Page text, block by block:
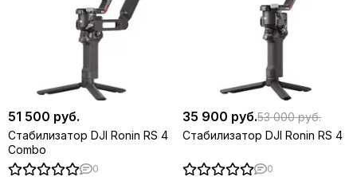
51 500 руб.
Стабилизатор DJI Ronin RS 4
Combo
0
35 900 руб.53 000 руб.
Стабилизатор DJI Ronin RS 4
0